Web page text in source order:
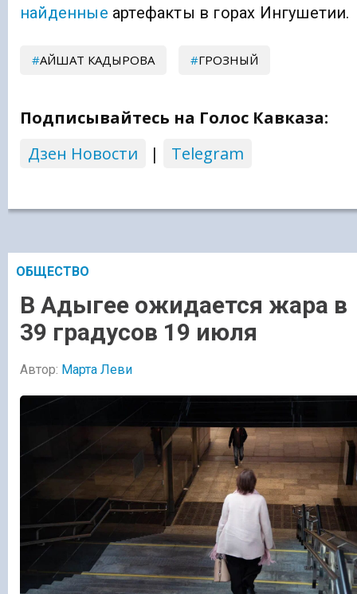
найденные артефакты в горах Ингушетии.
АЙШАТ КАДЫРОВА ГРОЗНЫЙ
Подписывайтесь на Голос Кавказа:
Дзен Новости
| Telegram
ОБЩЕСТВО
В Адыгее ожидается жара в
39 градусов 19 июля
Автор: Марта Леви